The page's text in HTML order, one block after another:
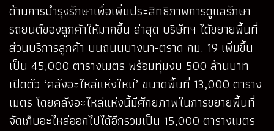
ด้านการบำรุงรักษาเพื่อเพิ่มประสิทธิภาพการดูแลรักษา
รถยนต์ของลูกค้าให้มากขึ้น ล่าสุด บริษัทฯ ได้ขยายพื้นที่
ส่วนบริการลูกค้า บนถนนบางนา-ตราด กม. 19 เพิ่มขึ้น
เป็น 45,000 ตารางเมตร พร้อมทุ่มงบ 500 ล้านบาท
เปิดตัว ‘คลังอะไหล่แห่งใหม่’ ขนาดพื้นที่ 13,000 ตาราง
เมตร โดยคลังอะไหล่แห่งนี้มีศักยภาพในการขยายพื้นที่
จัดเก็บอะไหล่ออกไปได้อีกรวมเป็น 15,000 ตารางเมตร